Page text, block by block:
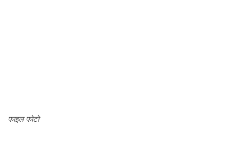
फाइल फोटो